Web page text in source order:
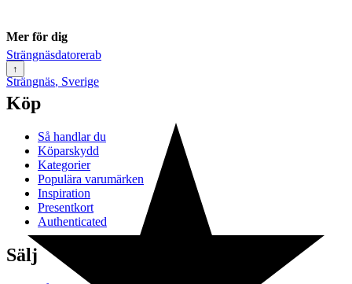
Strängnäsdatorerab
Strängnäs, Sverige
Mer för dig
↑
Köp
Så handlar du
Köparskydd
Kategorier
Populära varumärken
Inspiration
Presentkort
Authenticated
Sälj